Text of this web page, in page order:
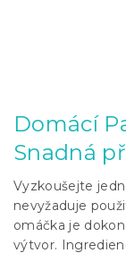
Domácí
Snadná
Vyzkoušejte
nevyžaduje
omáčka je
výtvor.